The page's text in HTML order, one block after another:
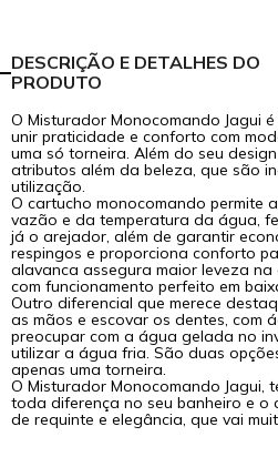
DESCRIÇÃO E DETALHES DO
PRODUTO
O Misturador Monocomando Jagui
unir praticidade e conforto com
uma só torneira. Além do seu
atributos além da beleza, que são
utilização.
O cartucho monocomando permite
vazão e da temperatura da água,
já o arejador, além de garantir
respingos e proporciona conforto
alavanca assegura maior leveza
com funcionamento perfeito em
Outro diferencial que merece
as mãos e escovar os dentes, com
preocupar com a água gelada no
utilizar a água fria. São duas
apenas uma torneira.
O Misturador Monocomando Jagui,
toda diferença no seu banheiro e o
de requinte e elegância, que vai